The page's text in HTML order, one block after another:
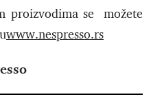
proizvodima se možete
www.nespresso.rs